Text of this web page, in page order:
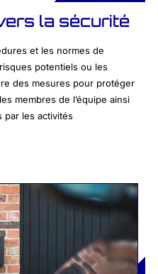
la sécurité
et les normes de
potentiels ou les
des mesures pour protéger
membres de l’équipe ainsi
par les activités